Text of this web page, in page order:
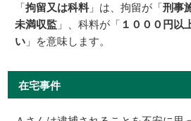
「拘留又は科料 」は、拘留が「刑事
未満収監 」、科料が「 １０００円以
い 」を意味します。
在宅事件